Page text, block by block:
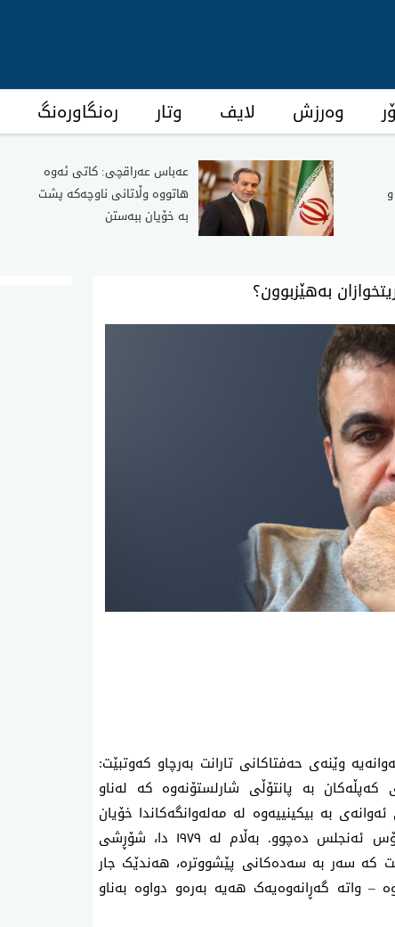
وەرزش لایف وتار رەنگاورەنگ
عەباس عەراقچی: کاتی ئەوە
هاتووە وڵاتانی ناوچەکە پشت
بە خۆیان ببەستن
بەهێزبوون؟
وێنەی ‌حەفتاکانی تارانت بەرچاو کەوتبێت:
بە پانتۆڵی شارلستۆنەوە کە لەناو
بە بیکینییەوە لە مەلەوانگەکاندا خۆیان
هەڵدەخست. تاران زیاتر لە پاریس و میلان و لۆس ئەنجلس دەچوو. بەڵام لە ١٩٧٩ دا، شۆڕشی
کە سەر بە سەدەکانی پێشووترە، هەندێک جار
واتە گەڕانەوەیەک هەیە بەرەو دواوە بەناو